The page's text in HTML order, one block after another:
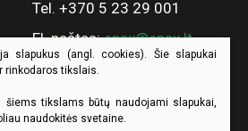
Tel. +370 5 23 29 001
El. paštas:enax@enax.lt
slapukus (angl. cookies). Šie slapukai
rinkodaros tikslais.
tikslams būtų naudojami slapukai,
naudokitės svetaine.